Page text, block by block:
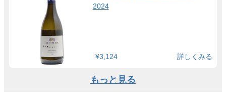
2024
¥3,124 詳しくみる
もっと見る